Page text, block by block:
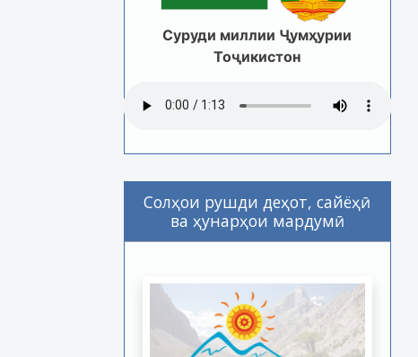
Суруди миллии Ҷумҳурии
Тоҷикистон
Солҳои рушди деҳот, сайёҳӣ
ва ҳунарҳои мардумӣ